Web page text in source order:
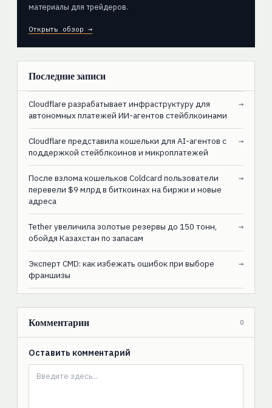
материалы для трейдеров.
Открыть обзор →
Последние записи
Cloudflare разрабатывает инфраструктуру для
автономных платежей ИИ-агентов стейблкоинами
→
Cloudflare представила кошельки для AI-агентов с
поддержкой стейблкоинов и микроплатежей
→
После взлома кошельков Coldcard пользователи
перевели $9 млрд в биткоинах на биржи и новые
адреса
→
Tether увеличила золотые резервы до 150 тонн,
обойдя Казахстан по запасам
→
Эксперт CMD: как избежать ошибок при выборе
франшизы
→
Комментарии 0
Оставить комментарий